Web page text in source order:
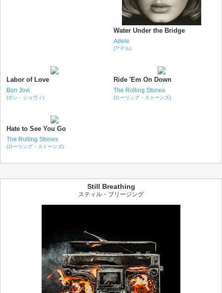
Water Under the Bridge
Adele
(アデル)
Labor of Love
Bon Jovi
(ボン・ジョヴィ)
Ride 'Em On Down
The Rolling Stones
(ローリング・ストーンズ)
Hate to See You Go
The Rolling Stones
(ローリング・ストーンズ)
Still Breathing
スティル・ブリージング